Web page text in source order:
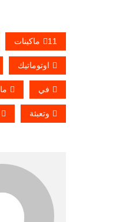
11ماكينات
اوتوماتيك
في
وتعبئة